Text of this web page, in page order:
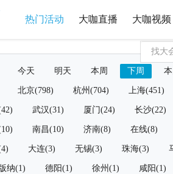
热门活动 大咖直播 大咖视频
今天 明天 本周 下周
北京(798) 杭州(704) 上海(451)
武汉(31) 厦门(24) 长沙(22)
南昌(10) 济南(8) 在线(8)
大连(3) 无锡(3) 珠海(3)
纳(1) 德阳(1) 徐州(1) 咸阳(1)